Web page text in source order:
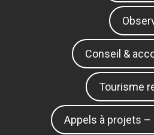
Conseil &
Tourisme
Appels à projets –